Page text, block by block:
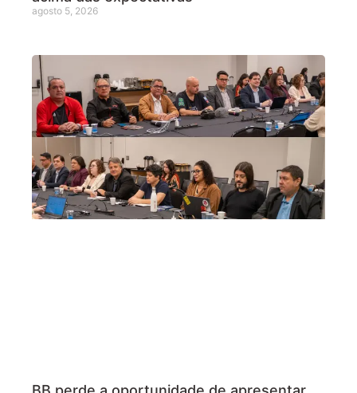
agosto 5, 2026